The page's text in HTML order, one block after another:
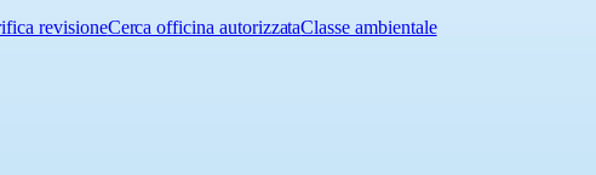
revisioneCerca officina autorizzataClasse ambientale